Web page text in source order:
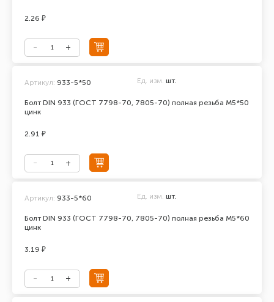
2.26 ₽
Болт DIN 933 (ГОСТ 7798-70, 7805-70) полная резьба М5*50
цинк
Артикул: 933-5*50 Ед. изм. шт.
2.91 ₽
Болт DIN 933 (ГОСТ 7798-70, 7805-70) полная резьба М5*60
цинк
Артикул: 933-5*60 Ед. изм. шт.
3.19 ₽